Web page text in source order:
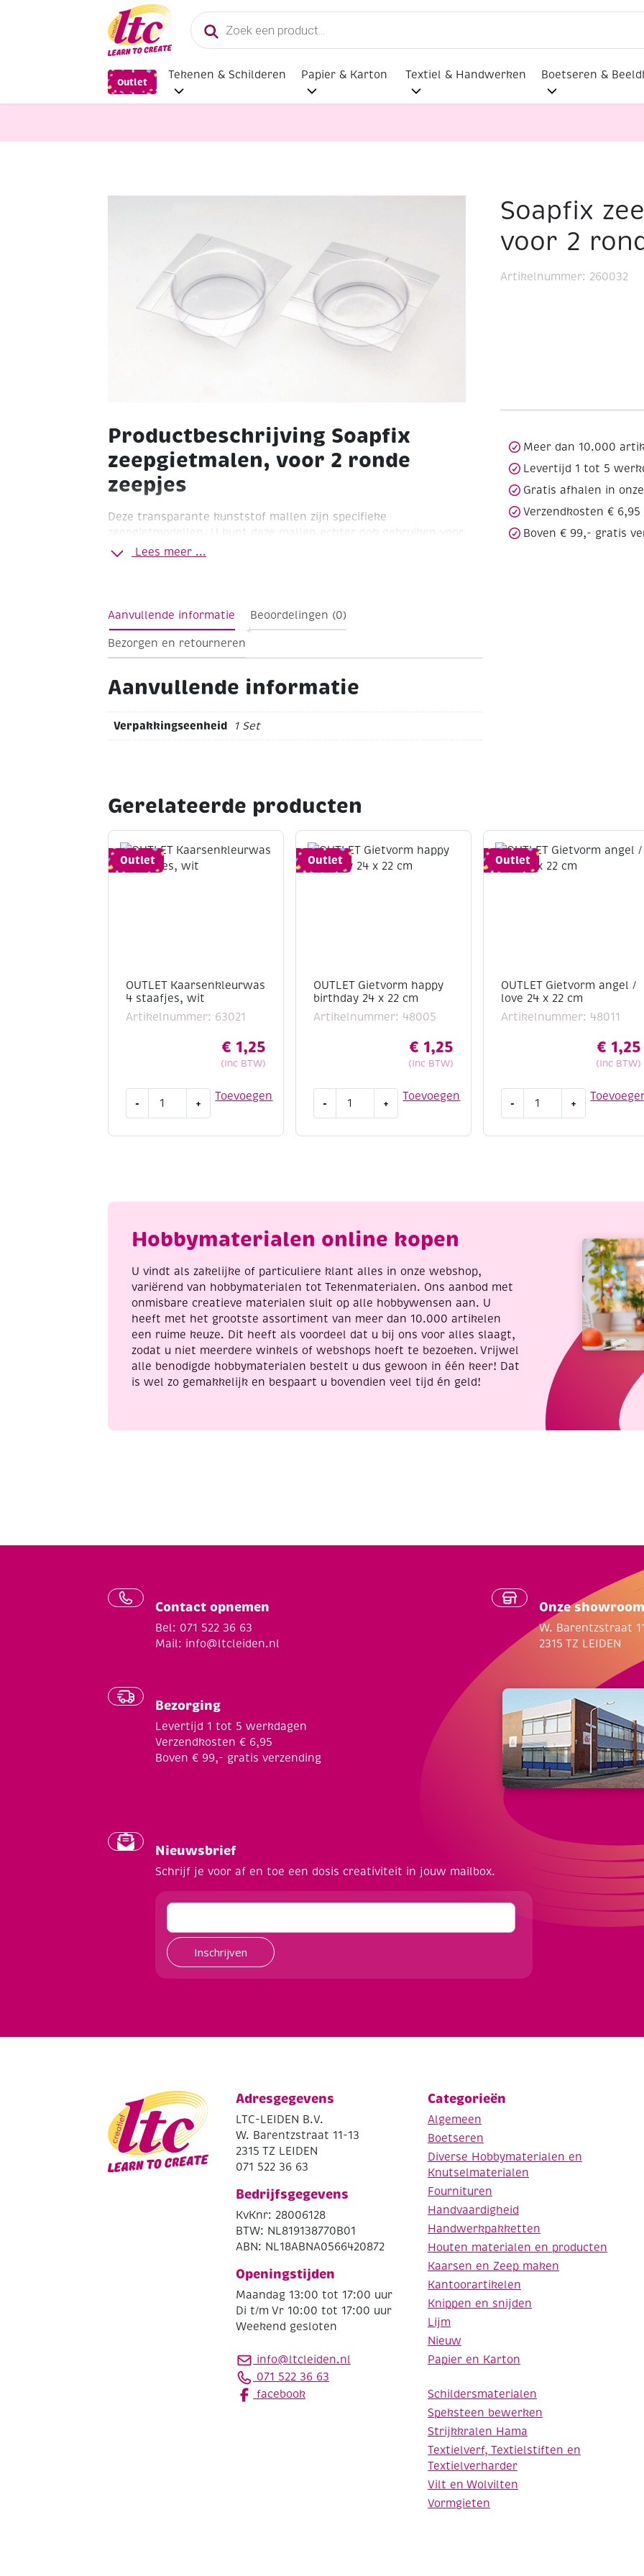
Producten
zoeken
Outlet
Tekenen & Schilderen Papier & Karton Textiel & Handwerken Boetseren &
Soapfix zeepgietmalen, voor 2 ronde zeepjes
Productbeschrijving Soapfix
zeepgietmalen, voor 2 ronde
zeepjes
Deze transparante kunststof mallen zijn specifieke
zeepgietmodellen. U kunt deze mallen echter ook gebruiken voor
gipsgieten.
Lees meer ...
Soapfix
voor 2
Artikelnummer: 260032
Meer dan 10.000
Levertijd 1 tot 5
Gratis afhalen in
Verzendkosten € 6,95
Boven € 99,- gratis
Aanvullende informatie Beoordelingen (0)
Bezorgen en retourneren
Aanvullende informatie
Verpakkingseenheid 1 Set
Gerelateerde producten
Outlet
OUTLET Kaarsenkleurwas
4 staafjes, wit
Artikelnummer: 63021
€ 1,25
(Inc BTW)
Toevoegen
-
Kaarsenkleurwas
+
Outlet
OUTLET Gietvorm happy
birthday 24 x 22 cm
Artikelnummer: 48005
€ 1,25
(Inc BTW)
Toevoegen
-
Gietvorm
cm
+
Outlet
OUTLET Gietvorm angel /
love 24 x 22 cm
Artikelnummer: 48011
€ 1,25
(Inc BTW)
-
Gietvorm
22
+
Hobbymaterialen online kopen
U vindt als zakelijke of particuliere klant alles in onze webshop,
variërend van hobbymaterialen tot Tekenmaterialen. Ons aanbod met
onmisbare creatieve materialen sluit op alle hobbywensen aan. U
heeft met het grootste assortiment van meer dan 10.000 artikelen
een ruime keuze. Dit heeft als voordeel dat u bij ons voor alles slaagt,
zodat u niet meerdere winkels of webshops hoeft te bezoeken. Vrijwel
alle benodigde hobbymaterialen bestelt u dus gewoon in één keer! Dat
is wel zo gemakkelijk en bespaart u bovendien veel tijd én geld!
Contact opnemen
Bel: 071 522 36 63
Mail: info@ltcleiden.nl
Bezorging
Levertijd 1 tot 5 werkdagen
Verzendkosten € 6,95
Boven € 99,- gratis verzending
Onze showroom
W. Barentzstraat
2315 TZ LEIDEN
Nieuwsbrief
Schrijf je voor af en toe een dosis creativiteit in jouw mailbox.
Inschrijven
Adresgegevens
LTC-LEIDEN B.V.
W. Barentzstraat 11-13
2315 TZ LEIDEN
071 522 36 63
Bedrijfsgegevens
KvKnr: 28006128
BTW: NL819138770B01
ABN: NL18ABNA0566420872
Openingstijden
Maandag 13:00 tot 17:00 uur
Di t/m Vr 10:00 tot 17:00 uur
Weekend gesloten
info@ltcleiden.nl
071 522 36 63
facebook
Categorieën
Algemeen
Boetseren
Diverse Hobbymaterialen en
Knutselmaterialen
Fournituren
Handvaardigheid
Handwerkpakketten
Houten materialen en producten
Kaarsen en Zeep maken
Kantoorartikelen
Knippen en snijden
Lijm
Nieuw
Papier en Karton
Schildersmaterialen
Speksteen bewerken
Strijkkralen Hama
Textielverf, Textielstiften en
Textielverharder
Vilt en Wolvilten
Vormgieten